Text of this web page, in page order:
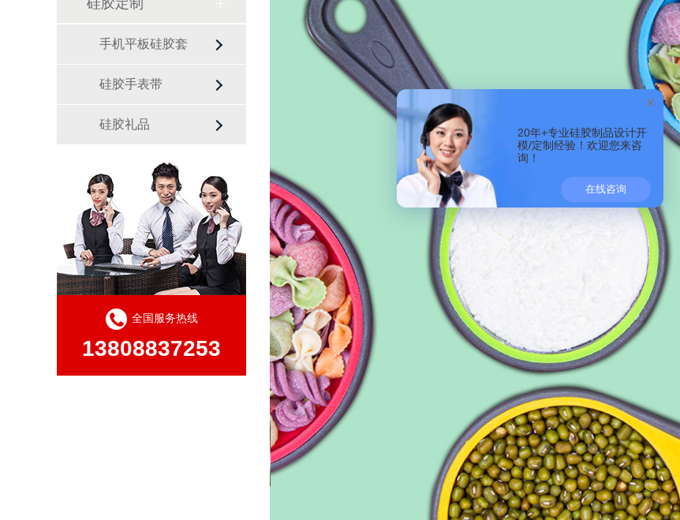
硅胶定制
手机平板硅胶套
硅胶手表带
硅胶礼品
全国服务热线
13808837253
20年+专业硅胶制品设计开
模/定制经验！欢迎您来咨
询！
在线咨询